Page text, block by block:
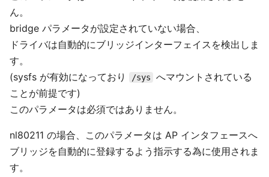
ん。
bridge パラメータが設定されていない場合、
ドライバは自動的にブリッジインターフェイスを検出しま
す。
(sysfs が有効になっており
/sys
へマウントされている
ことが前提です)
このパラメータは必須ではありません。
nl80211 の場合、このパラメータは AP インタフェースへ
ブリッジを自動的に登録するよう指示する為に使用されま
す。